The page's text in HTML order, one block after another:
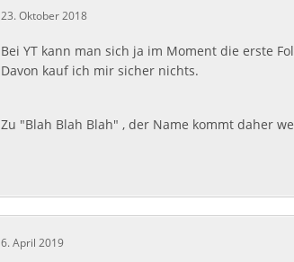
23. Oktober 2018
Bei YT kann man sich ja im Moment die erste
Davon kauf ich mir sicher nichts.
Zu "Blah Blah Blah" , der Name kommt daher
6. April 2019